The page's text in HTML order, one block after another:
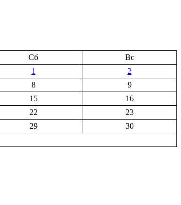
Сб
Вс
1
2
8
9
15
16
22
23
29
30